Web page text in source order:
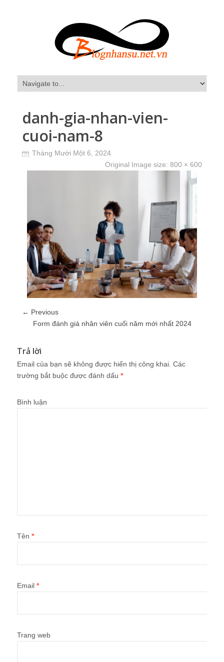
danh-gia-nhan-vien-
cuoi-nam-8
Tháng Mười Một 6, 2024
Original Image size: 800 × 600
← Previous
Form đánh giá nhân viên cuối năm mới nhất 2024
Trả lời
Email của bạn sẽ không được hiển thị công khai. Các
trường bắt buộc được đánh dấu *
Bình luận
Tên *
Email *
Trang web